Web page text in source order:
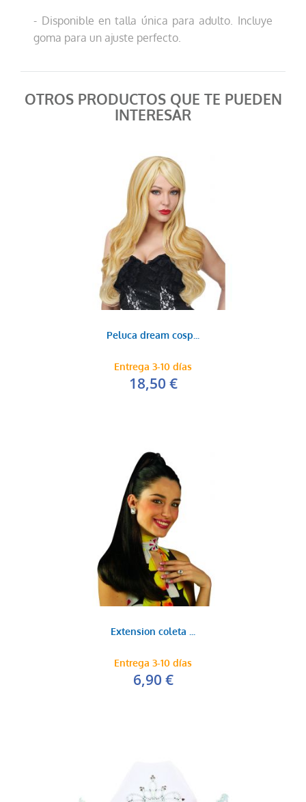
- Disponible en talla única para adulto. Incluye
goma para un ajuste perfecto.
OTROS PRODUCTOS QUE TE PUEDEN
INTERESAR
Peluca dream cosp...
Entrega 3-10 días
18,50 €
Extension coleta ...
Entrega 3-10 días
6,90 €